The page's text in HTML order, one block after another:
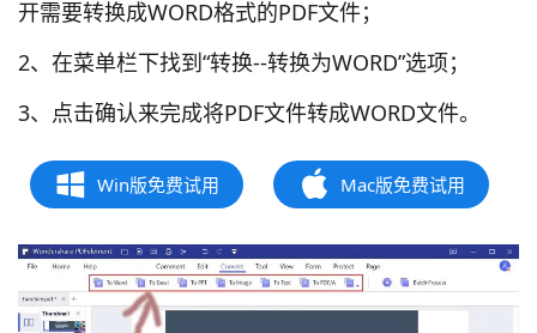
开需要转换成WORD格式的PDF文件；
2、在菜单栏下找到“转换--转换为WORD”选项；
3、点击确认来完成将PDF文件转成WORD文件。
Win版免费试用 Mac版免费试用